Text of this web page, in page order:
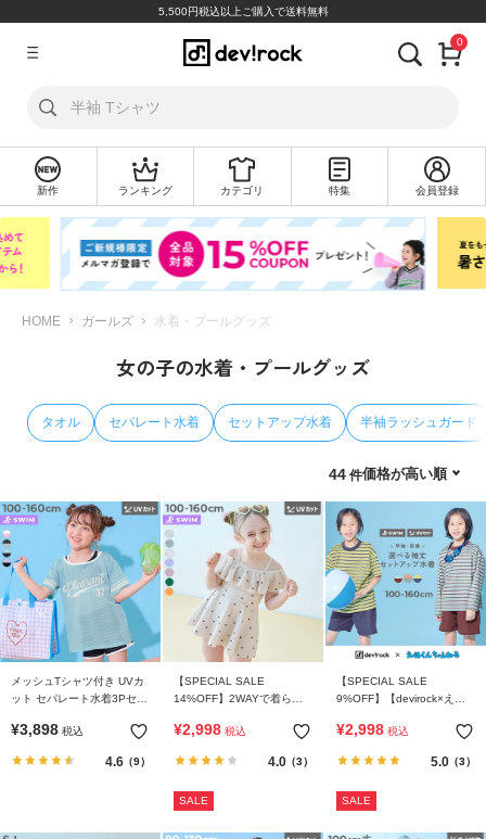
5,500円税込以上ご購入で送料無料
ロ
新
カ
リ
か
ら
探
す
ラ
ン
キ
ン
グ
0
新作 ランキング カテゴリ 特集 会員登録
HOME ガールズ 水着・プールグッズ
女の子の水着・プールグッズ
タオル セパレート水着 セットアップ水着 半袖ラッシュガード
価格が高い順
44
メッシュTシャツ付き UVカ
ット セパレート水着3Pセッ
¥3,898 税込
4.6（9）
【SPECIAL SALE
14%OFF】2WAYで着られ
セパレート水着
¥2,998 税込
4.0（3）
SALE
【SPECIAL SALE
9%OFF】【devirock×えぬ
袖丈 ボーダーラッシュガー
¥2,998 税込
5.0（3）
SALE